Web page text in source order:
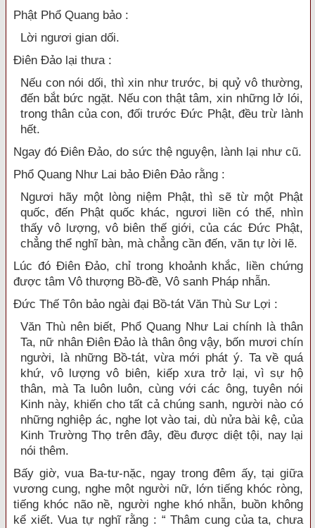
Phật Phổ Quang bảo :
Lời ngươi gian dối.
Điên Đảo lại thưa :
Nếu con nói dối, thì xin như trước, bị quỷ vô thường,
đến bắt bức ngặt. Nếu con thật tâm, xin những lở lói,
trong thân của con, đối trước Đức Phật, đều trừ lành
hết.
Ngay đó Điên Đảo, do sức thệ nguyện, lành lại như cũ.
Phổ Quang Như Lai bảo Điên Đảo rằng :
Ngươi hãy một lòng niệm Phật, thì sẽ từ một Phật
quốc, đến Phật quốc khác, ngươi liền có thể, nhìn
thấy vô lượng, vô biên thế giới, của các Đức Phật,
chẳng thể nghĩ bàn, mà chẳng cần đến, văn tự lời lẽ.
Lúc đó Điên Đảo, chỉ trong khoảnh khắc, liền chứng
được tâm Vô thượng Bồ-đề, Vô sanh Pháp nhẫn.
Đức Thế Tôn bảo ngài đại Bồ-tát Văn Thù Sư Lợi :
Văn Thù nên biết, Phổ Quang Như Lai chính là thân
Ta, nữ nhân Điên Đảo là thân ông vậy, bốn mươi chín
người, là những Bồ-tát, vừa mới phát ý. Ta về quá
khứ, vô lượng vô biên, kiếp xưa trở lại, vì sự hộ
thân, mà Ta luôn luôn, cùng với các ông, tuyên nói
Kinh này, khiến cho tất cả chúng sanh, người nào có
những nghiệp ác, nghe lọt vào tai, dù nửa bài kệ, của
Kinh Trường Thọ trên đây, đều được diệt tội, nay lại
nói thêm.
Bấy giờ, vua Ba-tư-nặc, ngay trong đêm ấy, tại giữa
vương cung, nghe một người nữ, lớn tiếng khóc ròng,
tiếng khóc não nề, người nghe khó nhẫn, buồn không
kể xiết. Vua tự nghĩ rằng : “ Thâm cung của ta, chưa